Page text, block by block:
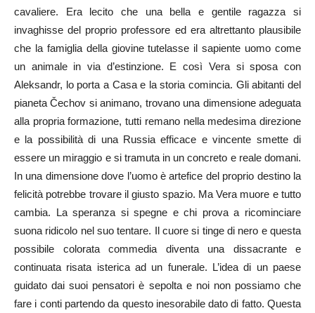
cavaliere. Era lecito che una bella e gentile ragazza si
invaghisse del proprio professore ed era altrettanto plausibile
che la famiglia della giovine tutelasse il sapiente uomo come
un animale in via d’estinzione. E così Vera si sposa con
Aleksandr, lo porta a Casa e la storia comincia. Gli abitanti del
pianeta Čechov si animano, trovano una dimensione adeguata
alla propria formazione, tutti remano nella medesima direzione
e la possibilità di una Russia efficace e vincente smette di
essere un miraggio e si tramuta in un concreto e reale domani.
In una dimensione dove l’uomo è artefice del proprio destino la
felicità potrebbe trovare il giusto spazio. Ma Vera muore e tutto
cambia. La speranza si spegne e chi prova a ricominciare
suona ridicolo nel suo tentare. Il cuore si tinge di nero e questa
possibile colorata commedia diventa una dissacrante e
continuata risata isterica ad un funerale. L’idea di un paese
guidato dai suoi pensatori è sepolta e noi non possiamo che
fare i conti partendo da questo inesorabile dato di fatto. Questa